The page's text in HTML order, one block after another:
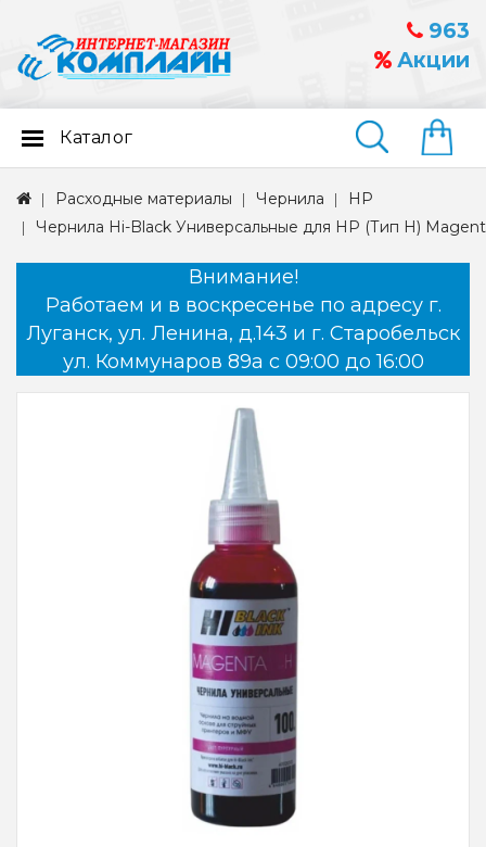
963
Акции
Найти
Каталог
Расходные материалы Чернила
HP
Чернила Hi-Black Универсальные для HP (Тип H)
Внимание!
Работаем и в воскресенье по адресу г.
Луганск, ул. Ленина, д.143 и г. Старобельск
ул. Коммунаров 89а с 09:00 до 16:00